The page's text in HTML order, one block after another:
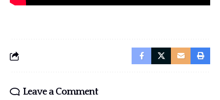
Leave a Comment